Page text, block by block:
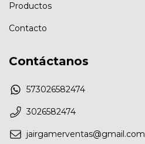
Productos
Contacto
Contáctanos
573026582474
3026582474
jairgamerventas@gmail.com